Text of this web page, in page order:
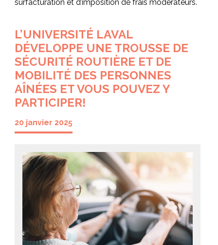
surfacturation et d’imposition de frais modérateurs.
L’UNIVERSITÉ LAVAL
DÉVELOPPE UNE TROUSSE DE
SÉCURITÉ ROUTIÈRE ET DE
MOBILITÉ DES PERSONNES
AÎNÉES ET VOUS POUVEZ Y
PARTICIPER!
20 janvier 2025